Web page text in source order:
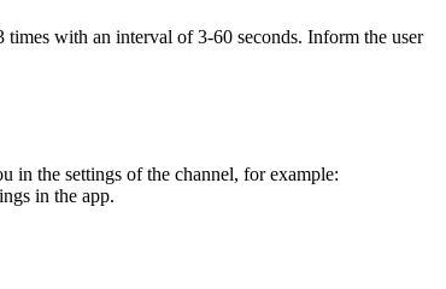
with an interval of 3-60 seconds. Inform the user
in the settings of the channel, for example:
in the app.